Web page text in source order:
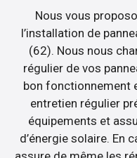
Nous vous
l’installation de
(62). Nous nous
régulier de vos
bon fonctionnement
entretien régulier
équipements et
d’énergie solaire. En